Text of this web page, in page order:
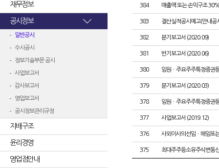
재무정보
공시정보
일반공시
수시공시
정보기술부문 공시
사업보고서
감사보고서
영업보고서
공시정보관리규정
지배구조
윤리경영
영업점안내
384 매출액 또는 손익구조
383 결산실적공시예고(안내공
382 분기보고서 (2020.09)
381 반기보고서 (2020.06)
380 임원ㆍ주요주주특정증권
379 분기보고서 (2020.03)
378 임원ㆍ주요주주특정증권
377 사업보고서 (2019.12)
376 사외이사의선임ㆍ해임또
375 최대주주등소유주식변동